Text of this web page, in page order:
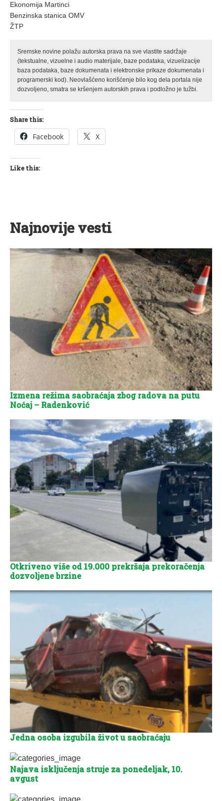
Ekonomija Martinci
Benzinska stanica OMV
ŽTP
Sremske novine polažu autorska prava na sve vlastite sadržaje
(tekstualne, vizuelne i audio materijale, baze podataka, vizuelizacije
baza podataka, baze dokumenata i elektronske prikaze dokumenata i
programerski kod). Neovlašćeno korišćenje bilo kog dela portala nije
dozvoljeno, smatra se kršenjem autorskih prava i podložno je tužbi.
Share this:
Facebook X
Like this:
Najnovije vesti
Izmena režima saobraćaja zbog radova na putu
Noćaj – Radenković
Otkriveno više od 19.000 prekršaja prekoračenja
dozvoljene brzine
Jedna osoba izgubila život u saobraćaju
Najava isključenja struje za ponedeljak, 10.
avgust